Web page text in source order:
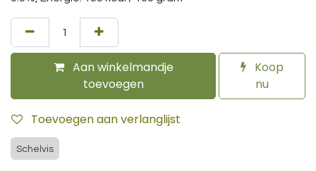
Aan winkelmandje
toevoegen
Koop
nu
Toevoegen aan verlanglijst
Schelvis